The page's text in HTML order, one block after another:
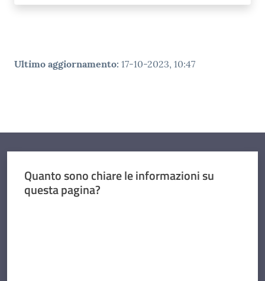
Ultimo aggiornamento: 17-10-2023, 10:47
Quanto sono chiare le informazioni su
questa pagina?